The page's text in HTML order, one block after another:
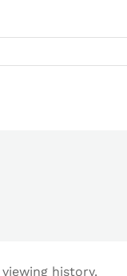
history.